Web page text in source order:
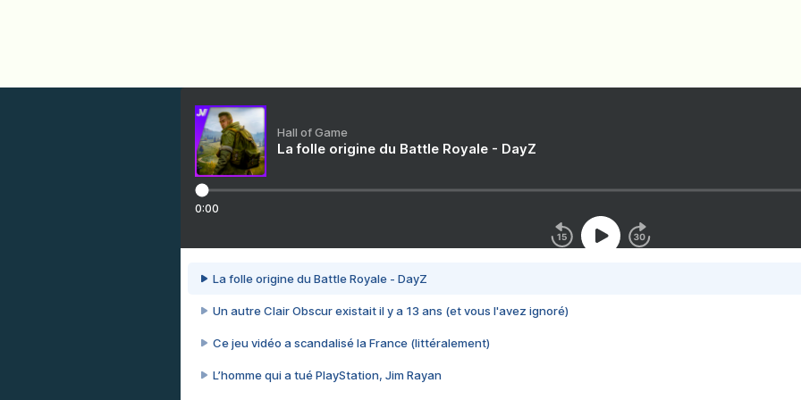
Hall of Game
La folle origine du Battle Royale - DayZ
0:00
La folle origine du Battle Royale - DayZ
Un autre Clair Obscur existait il y a 13 ans (et vous l'avez ignoré)
Ce jeu vidéo a scandalisé la France (littéralement)
L’homme qui a tué PlayStation, Jim Rayan